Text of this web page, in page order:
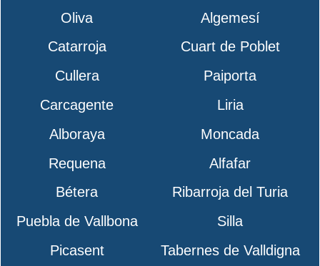
Oliva
Algemesí
Catarroja
Cuart de Poblet
Cullera
Paiporta
Carcagente
Liria
Alboraya
Moncada
Requena
Alfafar
Bétera
Ribarroja del Turia
Puebla de Vallbona
Silla
Picasent
Tabernes de Valldigna